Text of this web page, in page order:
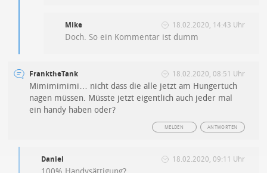
Mike 18.02.2020, 14:43 Uhr
Doch. So ein Kommentar ist dumm
FranktheTank 18.02.2020, 08:51 Uhr
Mimimimimi… nicht dass die alle jetzt am Hungertuch
nagen müssen. Müsste jetzt eigentlich auch jeder mal
ein handy haben oder?
ANTWORTEN
MELDEN
Daniel 18.02.2020, 09:11 Uhr